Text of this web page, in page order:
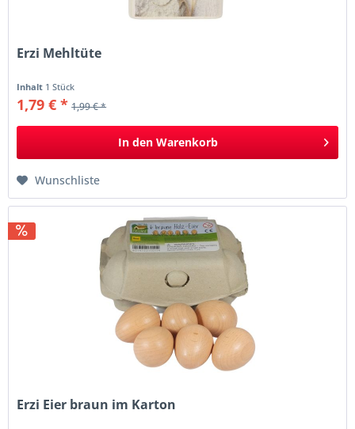
Erzi Mehltüte
Inhalt 1 Stück
1,79 € * 1,99 € *
In den Warenkorb
Wunschliste
Erzi Eier braun im Karton